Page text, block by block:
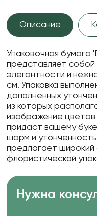
Описание
Упаковочная бумага
представляет
элегантности и
см. Упаковка
дополненных
из которых
изображение цветов
придаст вашему
шарм и
предлагает
флористической
Нужна